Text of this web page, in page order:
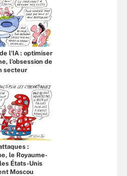
l'IA : optimiser
l’obsession de
secteur
:
le Royaume-
États-Unis
Moscou